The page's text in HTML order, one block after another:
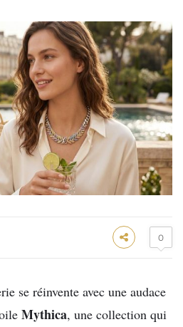
0
se réinvente avec une audace
Mythica, une collection qui